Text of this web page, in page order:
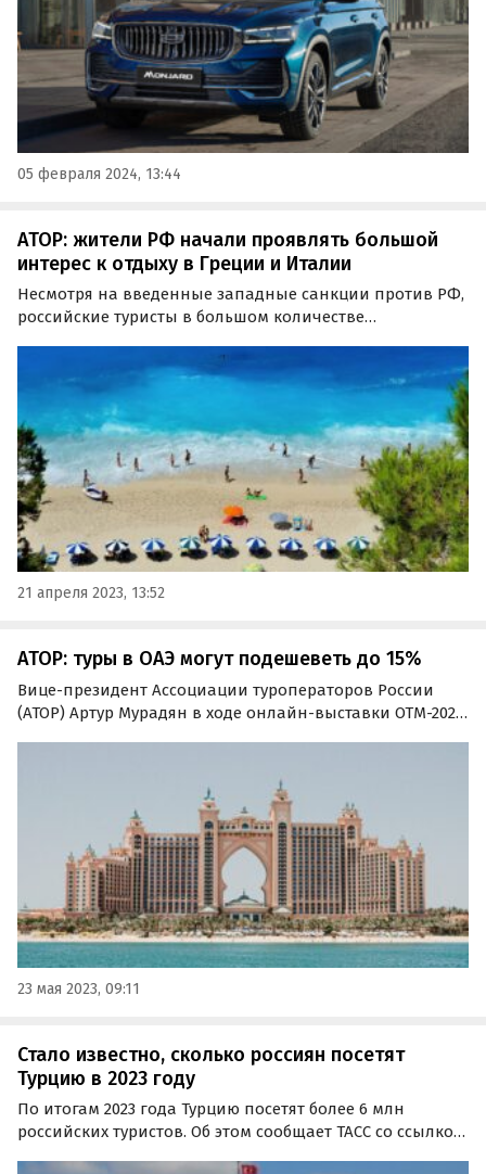
05 февраля 2024, 13:44
АТОР: жители РФ начали проявлять большой
интерес к отдыху в Греции и Италии
Несмотря на введенные западные санкции против РФ,
российские туристы в большом количестве
сообщает издание Lenta.ru со ссылкой на Ассоциацию
туроператоров России (АТОР).
21 апреля 2023, 13:52
АТОР: туры в ОАЭ могут подешеветь до 15%
Вице-президент Ассоциации туроператоров России
(АТОР) Артур Мурадян в ходе онлайн-выставки OTM-2023
23 мая 2023, 09:11
Стало известно, сколько россиян посетят
Турцию в 2023 году
По итогам 2023 года Турцию посетят более 6 млн
российских туристов. Об этом сообщает ТАСС со ссылкой